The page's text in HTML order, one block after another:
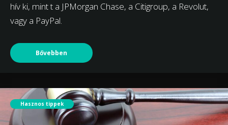
hív ki, mint t a JPMorgan Chase, a Citigroup, a Revolut,
vagy a PayPal.
Bővebben
Hasznos tippek